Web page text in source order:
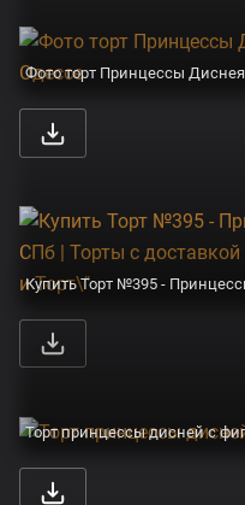
Фото торт Принцессы
Торт принцессы дисней с